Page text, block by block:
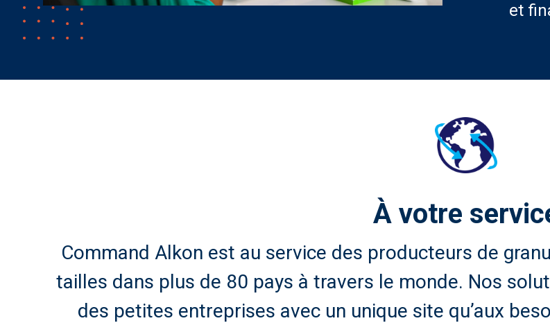
et
À votre
Command Alkon est au service des producteurs de
tailles dans plus de 80 pays à travers le monde. Nos
des petites entreprises avec un unique site qu’aux